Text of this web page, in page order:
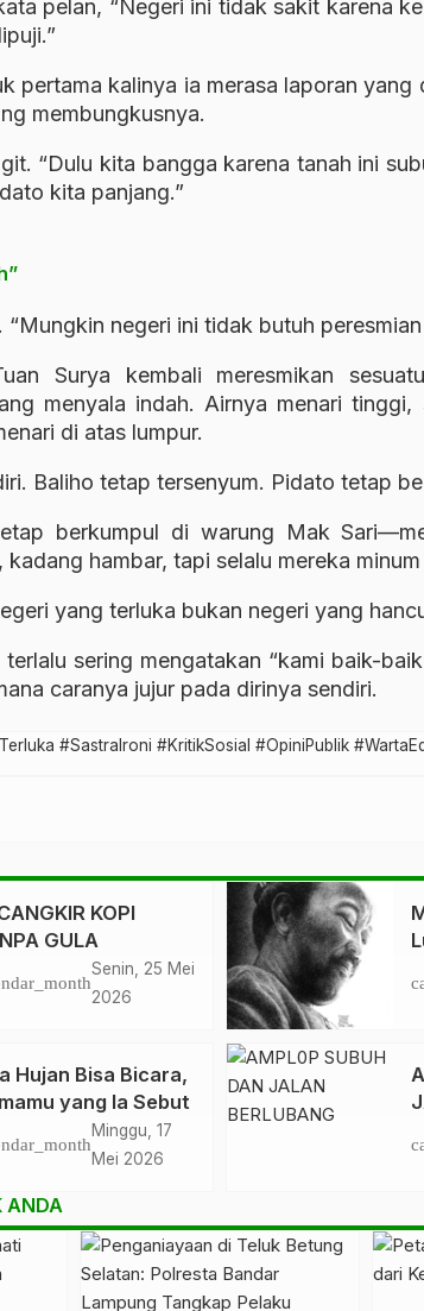
pelan, “Negeri ini tidak sakit karena
pertama kalinya ia merasa laporan yang
membungkusnya.
“Dulu kita bangga karena tanah ini
kita panjang.”
“Mungkin negeri ini tidak butuh
Surya kembali meresmikan
menyala indah. Airnya menari tinggi,
di atas lumpur.
Baliho tetap tersenyum. Pidato tetap
berkumpul di warung Mak
hambar, tapi selalu mereka minum
yang terluka bukan negeri yang
sering mengatakan “kami baik-
caranya jujur pada dirinya sendiri.
#SastraIroni #KritikSosial #OpiniPublik
KOPI
GULA
Senin, 25 Mei
2026
Hujan Bisa Bicara,
yang Ia Sebut
Minggu, 17
Mei 2026
ANDA